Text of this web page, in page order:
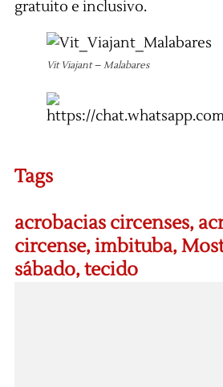
gratuito e inclusivo.
Vit Viajant – Malabares
Tags
acrobacias circenses,
circense,imbituba,
sábado,tecido